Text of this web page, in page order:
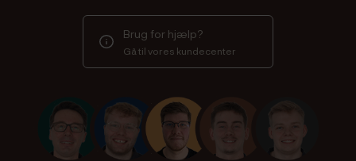
Brug for hjælp?
Gå til vores kundecenter